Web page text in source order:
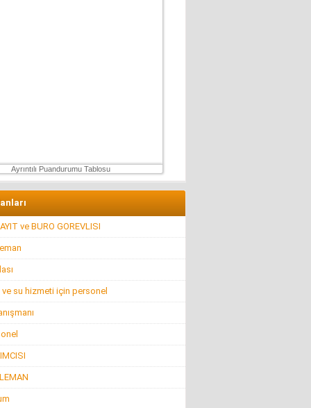
Ayrıntılı Puandurumu Tablosu
ve BURO GOREVLISI
su hizmeti için personel